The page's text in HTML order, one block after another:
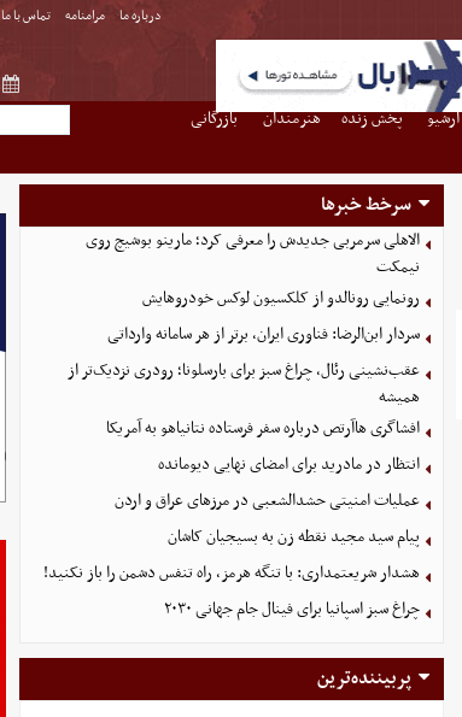
درباره ما مرامنامه تماس با ما
آرشیو پخش زنده هنرمندان
بازرگانی
سرخط خبرها
الاهلی سرمربی جدیدش را معرفی کرد؛ مارینو بوشیچ روی
نیمکت
رونمایی رونالدو از کلکسیون لوکس خودروهایش
سردار ابن‌الرضا: فناوری ایران، برتر از هر سامانه وارداتی
عقب‌نشینی رئال، چراغ سبز برای بارسلونا؛ رودری نزدیک‌تر از
همیشه
افشاگری هاآرتص درباره سفر فرستاده نتانیاهو به آمریکا
انتظار در مادرید برای امضای نهایی دیومانده
عملیات امنیتی حشدالشعبی در مرزهای عراق و اردن
پیام سید مجید نقطه زن به بسیجیان کاشان
هشدار شریعتمداری: با تنگه هرمز، راه تنفس دشمن را باز نکنید!
چراغ سبز اسپانیا برای فینال جام جهانی ۲۰۳۰
پربیننده‌ترین